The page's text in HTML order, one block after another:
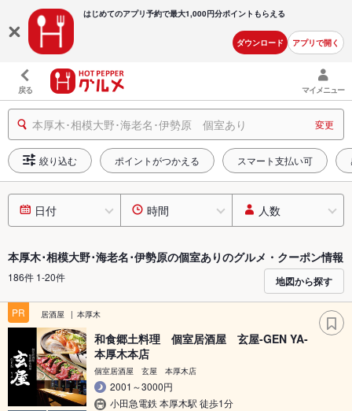
はじめてのアプリ予約で最大1,000円分ポイントもらえる
ダウンロード アプリで開く
戻る マイメニュー
本厚木･相模大野･海老名･伊勢原 個室あり 変更
絞り込む ポイントがつかえる スマート支払い可
日付 時間 人数
本厚木･相模大野･海老名･伊勢原の個室ありのグルメ・クーポン情報
186件 1-20件 地図から探す
PR 居酒屋 本厚木
和食郷土料理 個室居酒屋 玄屋-GEN YA-
本厚木本店
個室居酒屋 玄屋 本厚木店
2001～3000円
小田急電鉄 本厚木駅 徒歩1分